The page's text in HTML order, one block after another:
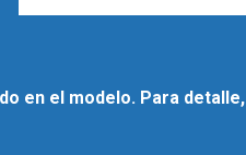
en el modelo. Para detalle,